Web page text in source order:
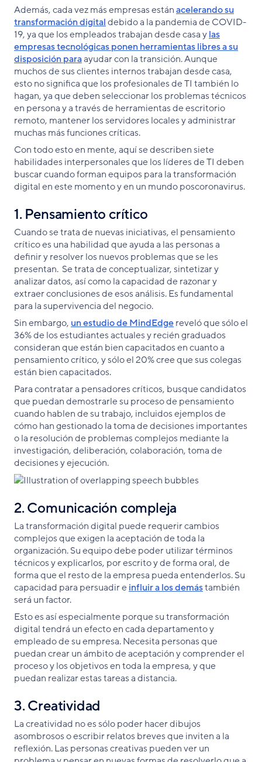
Además, cada vez más empresas estánacelerando su
transformación digitaldebido a la pandemia de COVID-
19, ya que los empleados trabajan desde casa ylas
empresas tecnológicas ponen herramientas libres a su
disposición paraayudar con la transición. Aunque
muchos de sus clientes internos trabajan desde casa,
esto no significa que los profesionales de TI también lo
hagan, ya que deben seleccionar los problemas técnicos
en persona y a través de herramientas de escritorio
remoto, mantener los servidores locales y administrar
muchas más funciones críticas.
Con todo esto en mente, aquí se describen siete
habilidades interpersonales que los líderes de TI deben
buscar cuando forman equipos para la transformación
digital en este momento y en un mundo poscoronavirus.
1. Pensamiento crítico
Cuando se trata de nuevas iniciativas, el pensamiento
crítico es una habilidad que ayuda a las personas a
definir y resolver los nuevos problemas que se les
presentan. Se trata de conceptualizar, sintetizar y
analizar datos, así como la capacidad de razonar y
extraer conclusiones de esos análisis. Es fundamental
para la supervivencia del negocio.
Sin embargo, un estudio de MindEdgereveló que sólo el
36% de los estudiantes actuales y recién graduados
consideran que están bien capacitados en cuanto a
pensamiento crítico, y sólo el 20% cree que sus colegas
están bien capacitados.
Para contratar a pensadores críticos, busque candidatos
que puedan demostrarle su proceso de pensamiento
cuando hablen de su trabajo, incluidos ejemplos de
cómo han gestionado la toma de decisiones importantes
o la resolución de problemas complejos mediante la
investigación, deliberación, colaboración, toma de
decisiones y ejecución.
2. Comunicación compleja
La transformación digital puede requerir cambios
complejos que exigen la aceptación de toda la
organización. Su equipo debe poder utilizar términos
técnicos y explicarlos, por escrito y de forma oral, de
forma que el resto de la empresa pueda entenderlos. Su
capacidad para persuadir einfluir a los demástambién
será un factor.
Esto es así especialmente porque su transformación
digital tendrá un efecto en cada departamento y
empleado de su empresa. Necesita personas que
puedan crear un ámbito de aceptación y comprender el
proceso y los objetivos en toda la empresa, y que
puedan realizar estas tareas a distancia.
3. Creatividad
La creatividad no es sólo poder hacer dibujos
asombrosos o escribir relatos breves que inviten a la
reflexión. Las personas creativas pueden ver un